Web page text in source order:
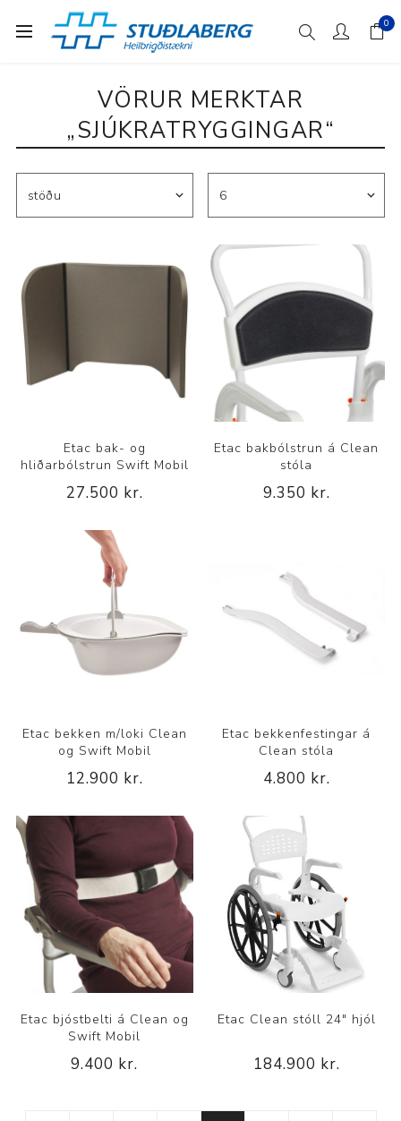
0
VÖRUR MERKTAR
„SJÚKRATRYGGINGAR“
Etac bak- og
hliðarbólstrun Swift Mobil
27.500 kr.
Etac bakbólstrun á Clean
stóla
9.350 kr.
Etac bekken m/loki Clean
og Swift Mobil
12.900 kr.
Etac bekkenfestingar á
Clean stóla
4.800 kr.
Etac bjóstbelti á Clean og
Swift Mobil
9.400 kr.
Etac Clean stóll 24" hjól
184.900 kr.